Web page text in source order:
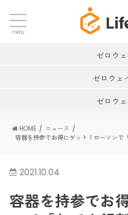
menu
ゼロウ
ゼロウェ
ゼロウ
HOME
ニュース
容器を持参でお得にゲット！ローソンで
2021.10.04
容器を持参でお